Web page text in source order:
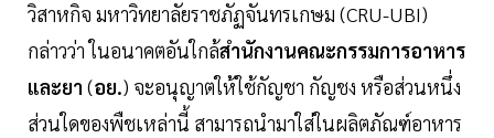
วิสาหกิจ มหาวิทยาลัยราชภัฏจันทรเกษม (CRU-UBI)
กล่าวว่า ในอนาคตอันใกล้สำนักงานคณะกรรมการอาหาร
และยา (อย.) จะอนุญาตให้ใช้กัญชา กัญชง หรือส่วนหนึ่ง
ส่วนใดของพืชเหล่านี้ สามารถนำมาใส่ในผลิตภัณฑ์อาหาร